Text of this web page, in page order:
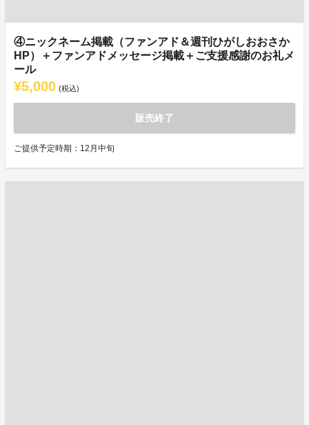
④ニックネーム掲載（ファンアド＆週刊ひがしおおさか
HP）＋ファンアドメッセージ掲載＋ご支援感謝のお礼メ
ール
¥5,000 (税込)
販売終了
ご提供予定時期：12月中旬